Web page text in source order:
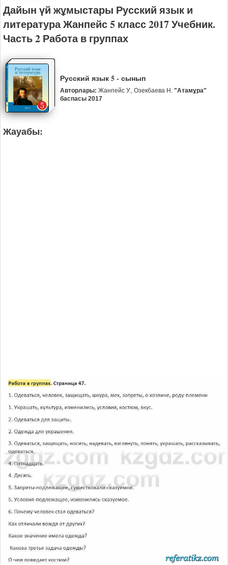
Дайын үй жұмыстары Русский язык и
литература Жанпейс 5 класс 2017 Учебник.
Часть 2 Работа в группах
Русский язык 5 - сынып
Авторлары: Жанпейс У., Озекбаева Н. "Атамұра"
баспасы 2017
Жауабы: